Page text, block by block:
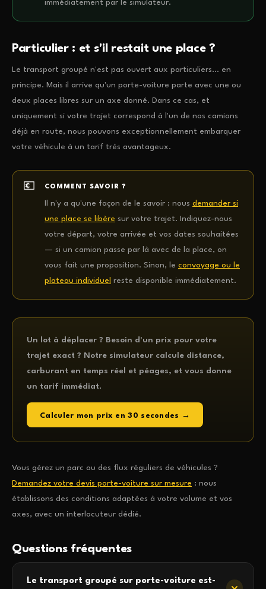
immédiatement par le simulateur.
Particulier : et s'il restait une place ?
Le transport groupé n'est pas ouvert aux particuliers… en
principe. Mais il arrive qu'un porte-voiture parte avec une ou
deux places libres sur un axe donné. Dans ce cas, et
uniquement si votre trajet correspond à l'un de nos camions
déjà en route, nous pouvons exceptionnellement embarquer
votre véhicule à un tarif très avantageux.
COMMENT SAVOIR ?
Il n'y a qu'une façon de le savoir : nous demander si
une place se libère sur votre trajet. Indiquez-nous
votre départ, votre arrivée et vos dates souhaitées
— si un camion passe par là avec de la place, on
vous fait une proposition. Sinon, le convoyage ou le
plateau individuel reste disponible immédiatement.
Un lot à déplacer ? Besoin d'un prix pour votre
trajet exact ? Notre simulateur calcule distance,
carburant en temps réel et péages, et vous donne
un tarif immédiat.
Calculer mon prix en 30 secondes →
Vous gérez un parc ou des flux réguliers de véhicules ?
Demandez votre devis porte-voiture sur mesure : nous
établissons des conditions adaptées à votre volume et vos
axes, avec un interlocuteur dédié.
Questions fréquentes
Le transport groupé sur porte-voiture est-